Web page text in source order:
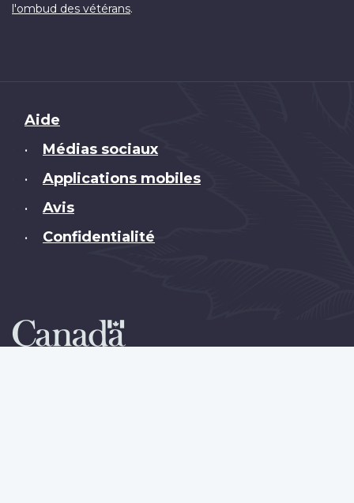
l'ombud des vétérans.
Brand
Aide
• Médias sociaux
• Applications mobiles
• Avis
• Confidentialité